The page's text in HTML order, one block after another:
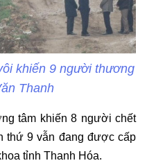
khiến 9 người thương
Thanh
tâm khiến 8 người chết
thứ 9 vẫn đang được cấp
tỉnh Thanh Hóa.